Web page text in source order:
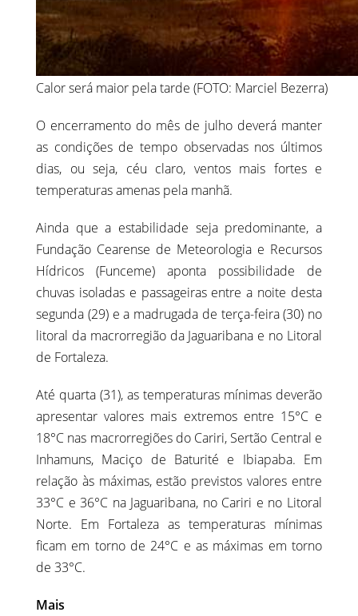
Calor será maior pela tarde (FOTO: Marciel Bezerra)
O encerramento do mês de julho deverá manter
as condições de tempo observadas nos últimos
dias, ou seja, céu claro, ventos mais fortes e
temperaturas amenas pela manhã.
Ainda que a estabilidade seja predominante, a
Fundação Cearense de Meteorologia e Recursos
Hídricos (Funceme) aponta possibilidade de
chuvas isoladas e passageiras entre a noite desta
segunda (29) e a madrugada de terça-feira (30) no
litoral da macrorregião da Jaguaribana e no Litoral
de Fortaleza.
Até quarta (31), as temperaturas mínimas deverão
apresentar valores mais extremos entre 15°C e
18°C nas macrorregiões do Cariri, Sertão Central e
Inhamuns, Maciço de Baturité e Ibiapaba. Em
relação às máximas, estão previstos valores entre
33°C e 36°C na Jaguaribana, no Cariri e no Litoral
Norte. Em Fortaleza as temperaturas mínimas
ficam em torno de 24°C e as máximas em torno
de 33°C.
Mais